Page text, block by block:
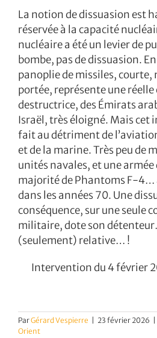
La notion de dissuasion est
réservée à la capacité
nucléaire a été un levier de
bombe, pas de dissuasion.
panoplie de missiles, courte,
portée, représente une
destructrice, des Émirats
Israël, très éloigné. Mais cet
fait au détriment de
et de la marine. Très peu de
unités navales, et une armée
majorité de Phantoms F-4…
dans les années 70. Une
conséquence, sur une seule
militaire, dote son
(seulement) relative… !
Intervention du 4 février
ParGérard Vespierre 23 février 2026
Orient